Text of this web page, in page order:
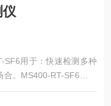
SF6用于：快速检测多种
。MS400-RT-SF6采用
的气体传感器，主要检